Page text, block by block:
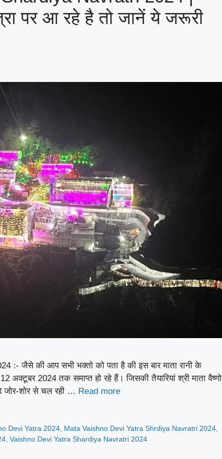
पर आ रहे है तो जानें ये जरूरी
:- जैसे की आप सभी भक्तो को पता है की इस बार माता रानी के
अक्टूबर 2024 तक समाप्त हो रहे हैं। जिसकी तैयारियां श्री माता वैष्णो
शोर से चल रही … Read more
Devi Yatra 2024, Mata Vaishno Devi Yatra Shrdiya Navratri 2024,
Vaishno Devi Yatra Shardiya Navratri 2024